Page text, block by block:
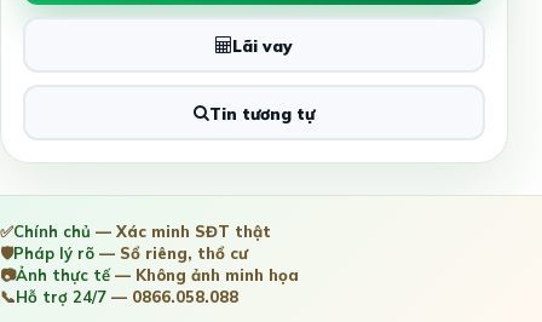
Lãi vay
Tin tương tự
✅Chính chủ — Xác minh SĐT thật
🛡️Pháp lý rõ — Sổ riêng, thổ cư
📷Ảnh thực tế— Không ảnh minh họa
📞Hỗ trợ 24/7 — 0866.058.088